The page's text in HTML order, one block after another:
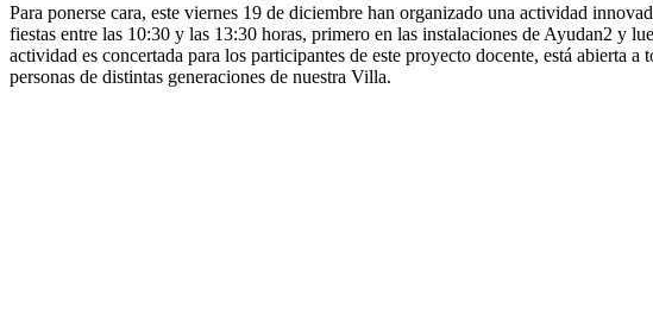
Para ponerse cara, este viernes 19 de diciembre han organizado una actividad
fiestas entre las 10:30 y las 13:30 horas, primero en las instalaciones de Ayudan2 y
actividad es concertada para los participantes de este proyecto docente, está abierta
personas de distintas generaciones de nuestra Villa.